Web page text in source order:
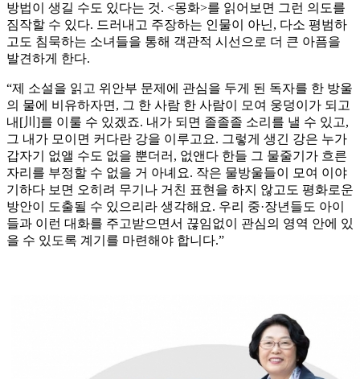
방법이 생길 수도 있다는 것. <몽화>를 읽어보면 그런 의도를
짐작할 수 있다. 드러내고 주장하는 인물이 아닌, 다소 평범하
고도 침묵하는 소녀들을 통해 객관적 시선으로 더 큰 아픔을
발견하게 한다.
“제 소설을 읽고 위안부 문제에 관심을 두게 된 독자를 한 방울
의 물에 비유하자면, 그 한 사람 한 사람이 모여 웅덩이가 되고
내[川]를 이룰 수 있겠죠. 내가 되면 졸졸졸 소리를 낼 수 있고,
그 내가 모이면 커다란 강을 이루고요. 그렇게 생긴 강은 누가
갑자기 없앨 수도 없을 뿐더러, 없앤다 한들 그 물줄기가 흐른
자리를 부정할 수 없을 거 아녜요. 작은 물방울들이 모여 이야
기하다 보면 오히려 무기나 거친 표현을 하지 않고도 평화로운
방안이 도출될 수 있으리라 생각해요. 우리 중·장년들도 아이
들과 이런 대화를 주고받으면서 끊임없이 관심의 영역 안에 있
을 수 있도록 계기를 마련해야 합니다.”